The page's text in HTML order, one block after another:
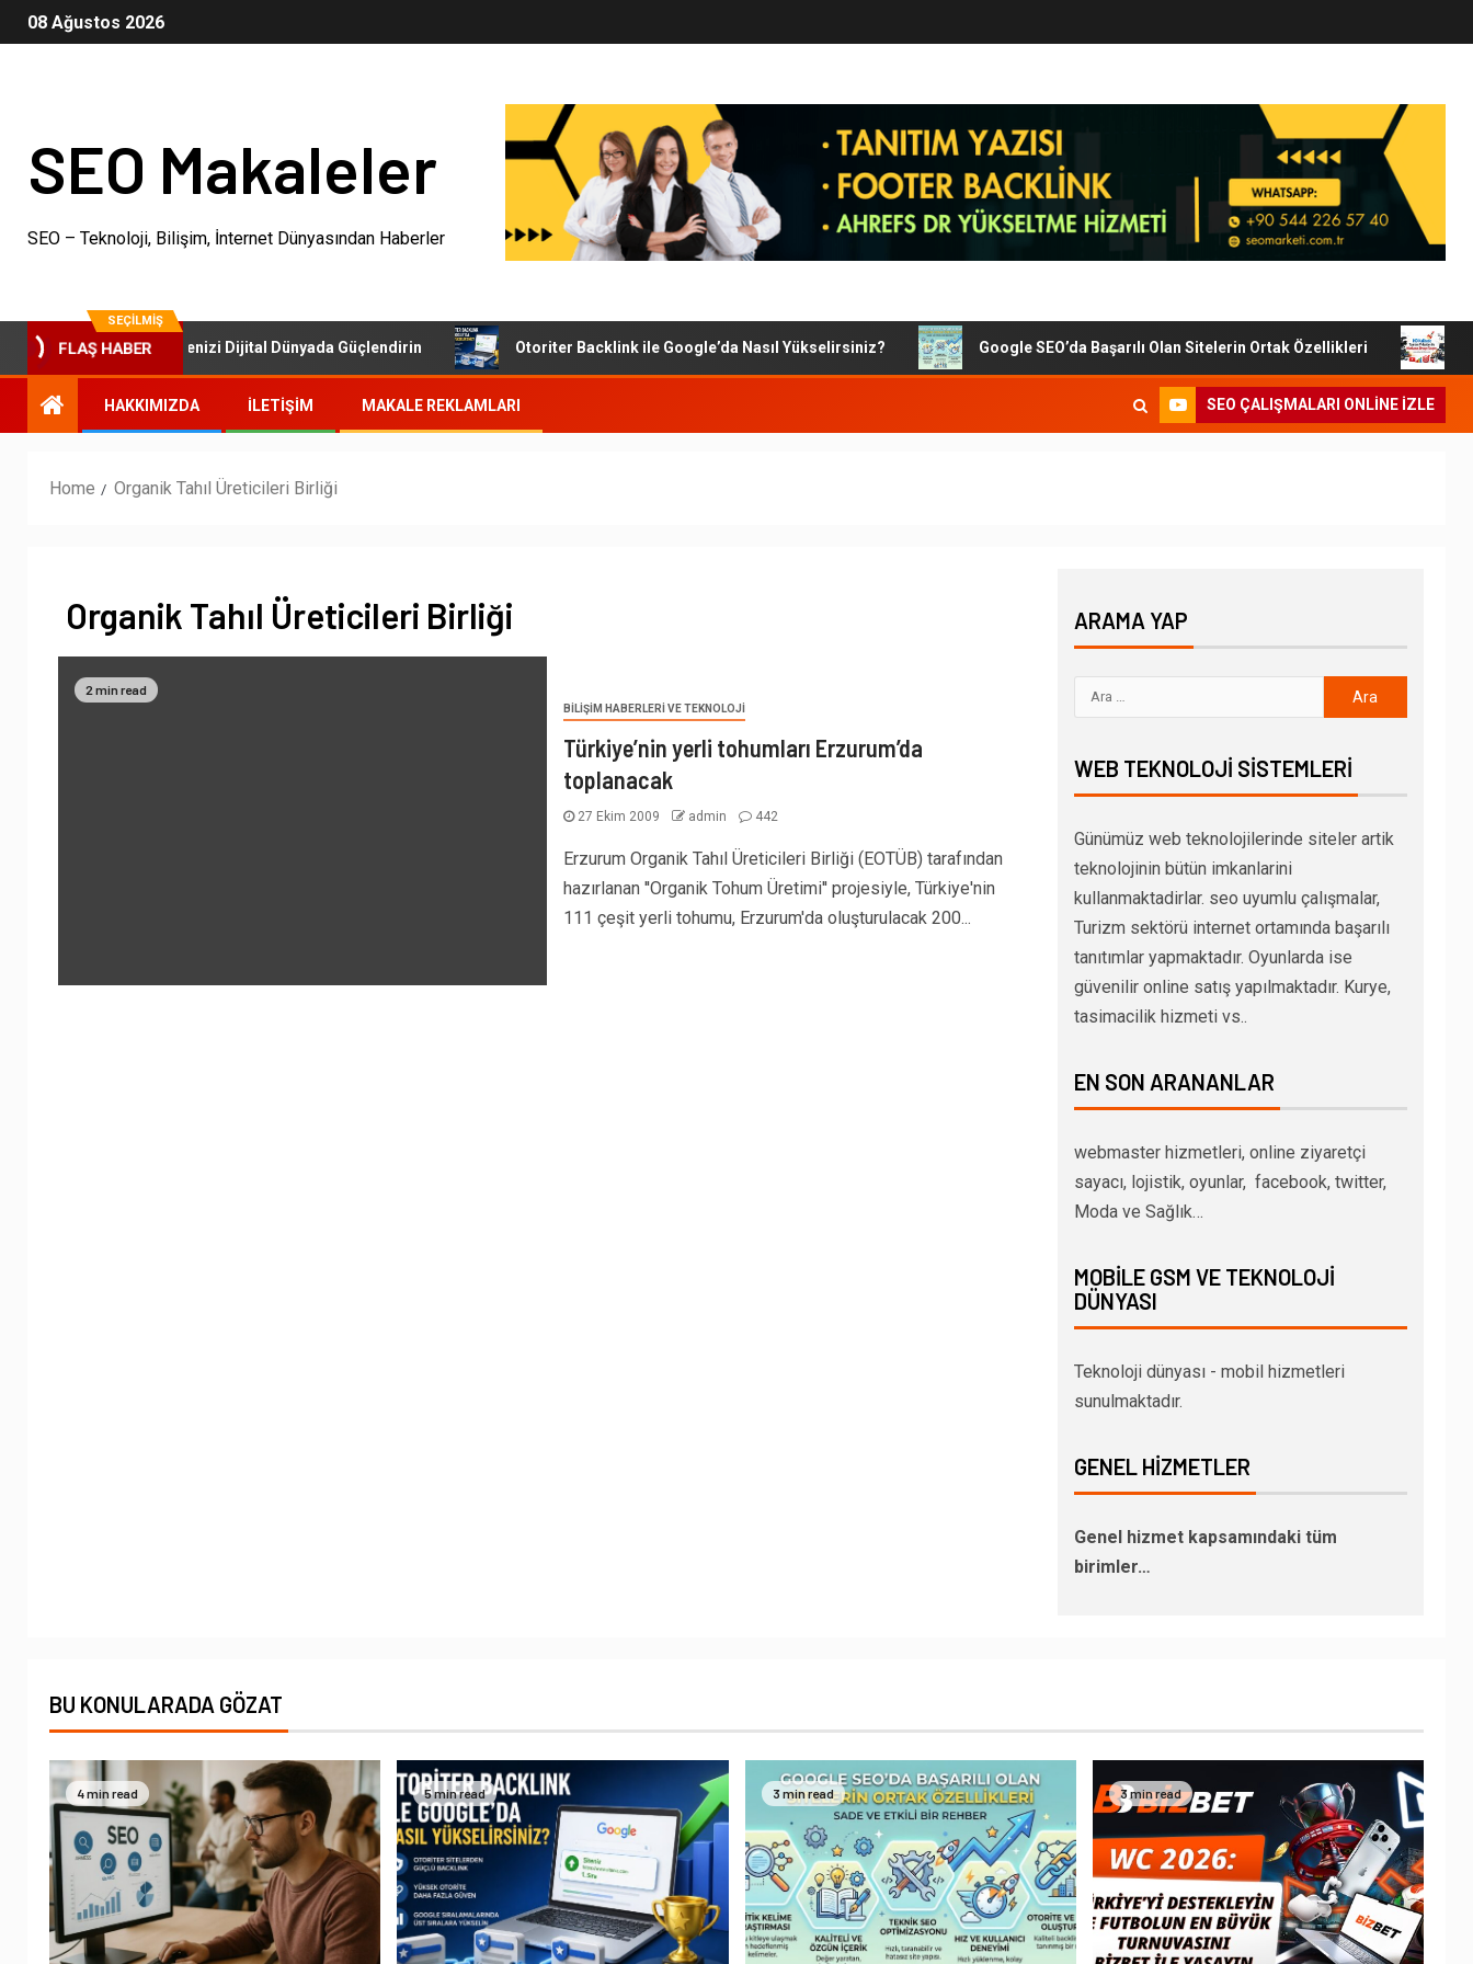
08 Ağustos 2026
SEO Makaleler
SEO – Teknoloji, Bilişim, İnternet Dünyasından Haberler
SEÇILMIŞ
FLAŞ HABER
SEO Paketleri: İşletmenizi Dijital Dünyada Güçlendirin Otoriter Backlink ile Google’da Nasıl Yükselirsiniz? Google SEO’da Başarılı Olan Sitelerin Ortak Özellikleri
HAKKIMIZDA İLETIŞIM MAKALE REKLAMLARI SEO ÇALIŞMALARI ONLINE IZLE
Home Organik Tahıl Üreticileri Birliği
Organik Tahıl Üreticileri Birliği
2 min read
BILIŞIM HABERLERI VE TEKNOLOJI
Türkiye’nin yerli tohumları Erzurum’da
toplanacak
27 Ekim 2009 admin 442
Erzurum Organik Tahıl Üreticileri Birliği (EOTÜB) tarafından
hazırlanan ''Organik Tohum Üretimi'' projesiyle, Türkiye'nin
111 çeşit yerli tohumu, Erzurum'da oluşturulacak 200...
ARAMA YAP
WEB TEKNOLOJI SISTEMLERI
Günümüz web teknolojilerinde siteler artik
teknolojinin bütün imkanlarini
kullanmaktadirlar. seo uyumlu çalışmalar,
Turizm sektörü internet ortamında başarılı
tanıtımlar yapmaktadır. Oyunlarda ise
güvenilir online satış yapılmaktadır. Kurye,
tasimacilik hizmeti vs..
EN SON ARANANLAR
webmaster hizmetleri, online ziyaretçi
sayacı, lojistik, oyunlar, facebook, twitter,
Moda ve Sağlık…
MOBILE GSM VE TEKNOLOJI
DÜNYASI
Teknoloji dünyası - mobil hizmetleri
sunulmaktadır.
GENEL HIZMETLER
Genel hizmet kapsamındaki tüm
birimler…
BU KONULARADA GÖZAT
4 min read 5 min read 3 min read 3 min read